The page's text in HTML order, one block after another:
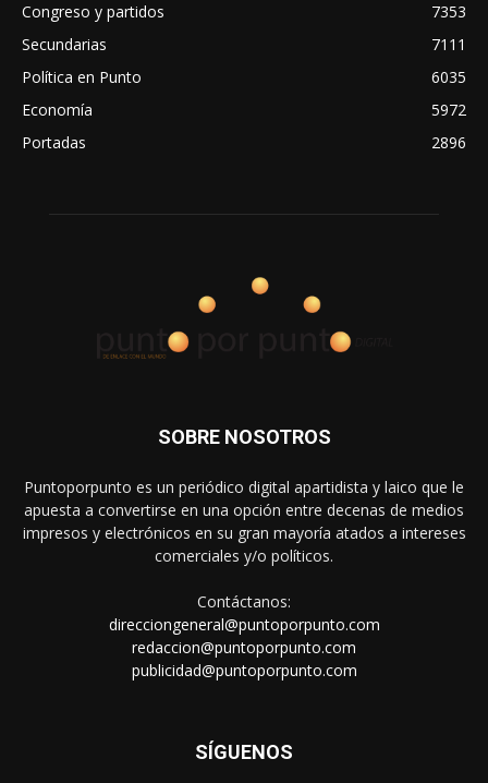
Congreso y partidos
7353
Secundarias
7111
Política en Punto
6035
Economía
5972
Portadas
2896
SOBRE NOSOTROS
Puntoporpunto es un periódico digital apartidista y laico que le
apuesta a convertirse en una opción entre decenas de medios
impresos y electrónicos en su gran mayoría atados a intereses
comerciales y/o políticos.
Contáctanos:
direcciongeneral@puntoporpunto.com
redaccion@puntoporpunto.com
publicidad@puntoporpunto.com
SÍGUENOS